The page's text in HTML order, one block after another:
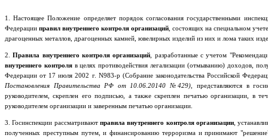
1. Настоящее Положение определяет порядок согласования государственными
Федерации правил внутреннего контроля организаций , состоящих на специальном
драгоценных металлов, драгоценных камней, ювелирных изделий из них и лома таких
2.Правила внутреннего контроля организаций , разработанные с учетом
внутреннего контроляв целях противодействия легализации (отмыванию) доходов,
Федерации от 17 июля 2002 г. N983-р (Собрание законодательства Российской
Постановления Правительства РФ от 10.06.20140 №429) , представляются в
руководителем, скреплен его подписью, а также скреплен печатью организации, в
руководителем организации и заверенным печатью организации.
3. Госинспекции рассматриваютправила внутреннего контроля организации ,
полученных преступным путем, и финансированию терроризма и принимают "решение"